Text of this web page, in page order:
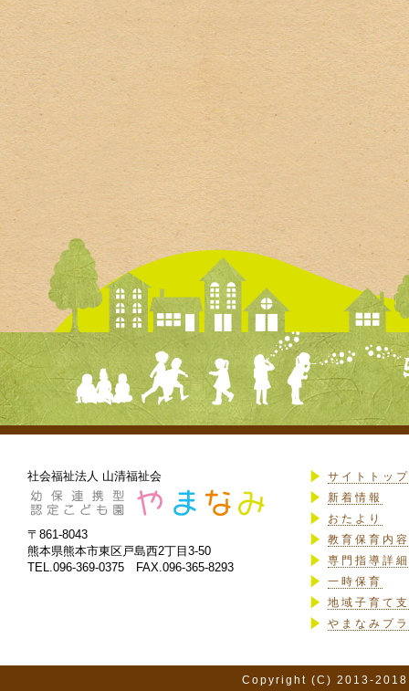
社会福祉法人 山清福祉会
〒861-8043
熊本県熊本市東区戸島西2丁目3-50
TEL.096-369-0375 FAX.096-365-8293
サイトトップ
新着情報
おたより
教育保育内
専門指導詳細
一時保育
地域子育て
やまなみプ
Copyright (C) 2013-